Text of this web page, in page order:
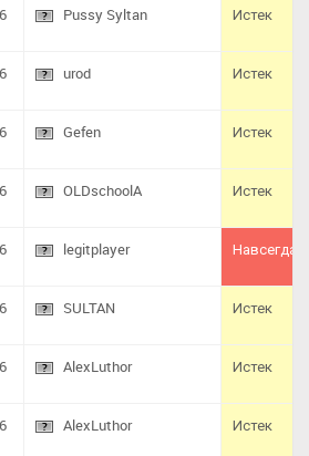
Pussy Syltan Истек
urod Истек
Gefen Истек
OLDschoolA Истек
legitplayer Навсегда
SULTAN Истек
AlexLuthor Истек
AlexLuthor Истек